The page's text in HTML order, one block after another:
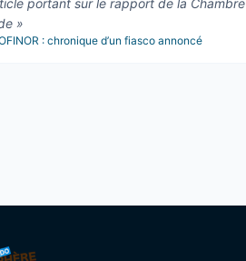
»
: chronique d’un fiasco annoncé